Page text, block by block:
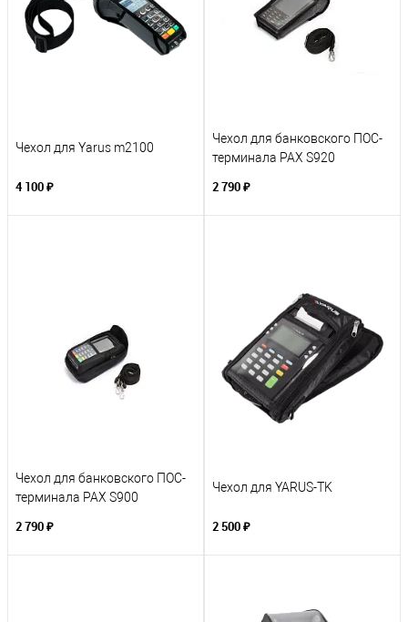
Чехол для Yarus m2100
4 100 ₽
Чехол для банковского ПОС-
терминала PAX S920
2 790 ₽
Чехол для банковского ПОС-
терминала PAX S900
2 790 ₽
Чехол для YARUS-TK
2 500 ₽